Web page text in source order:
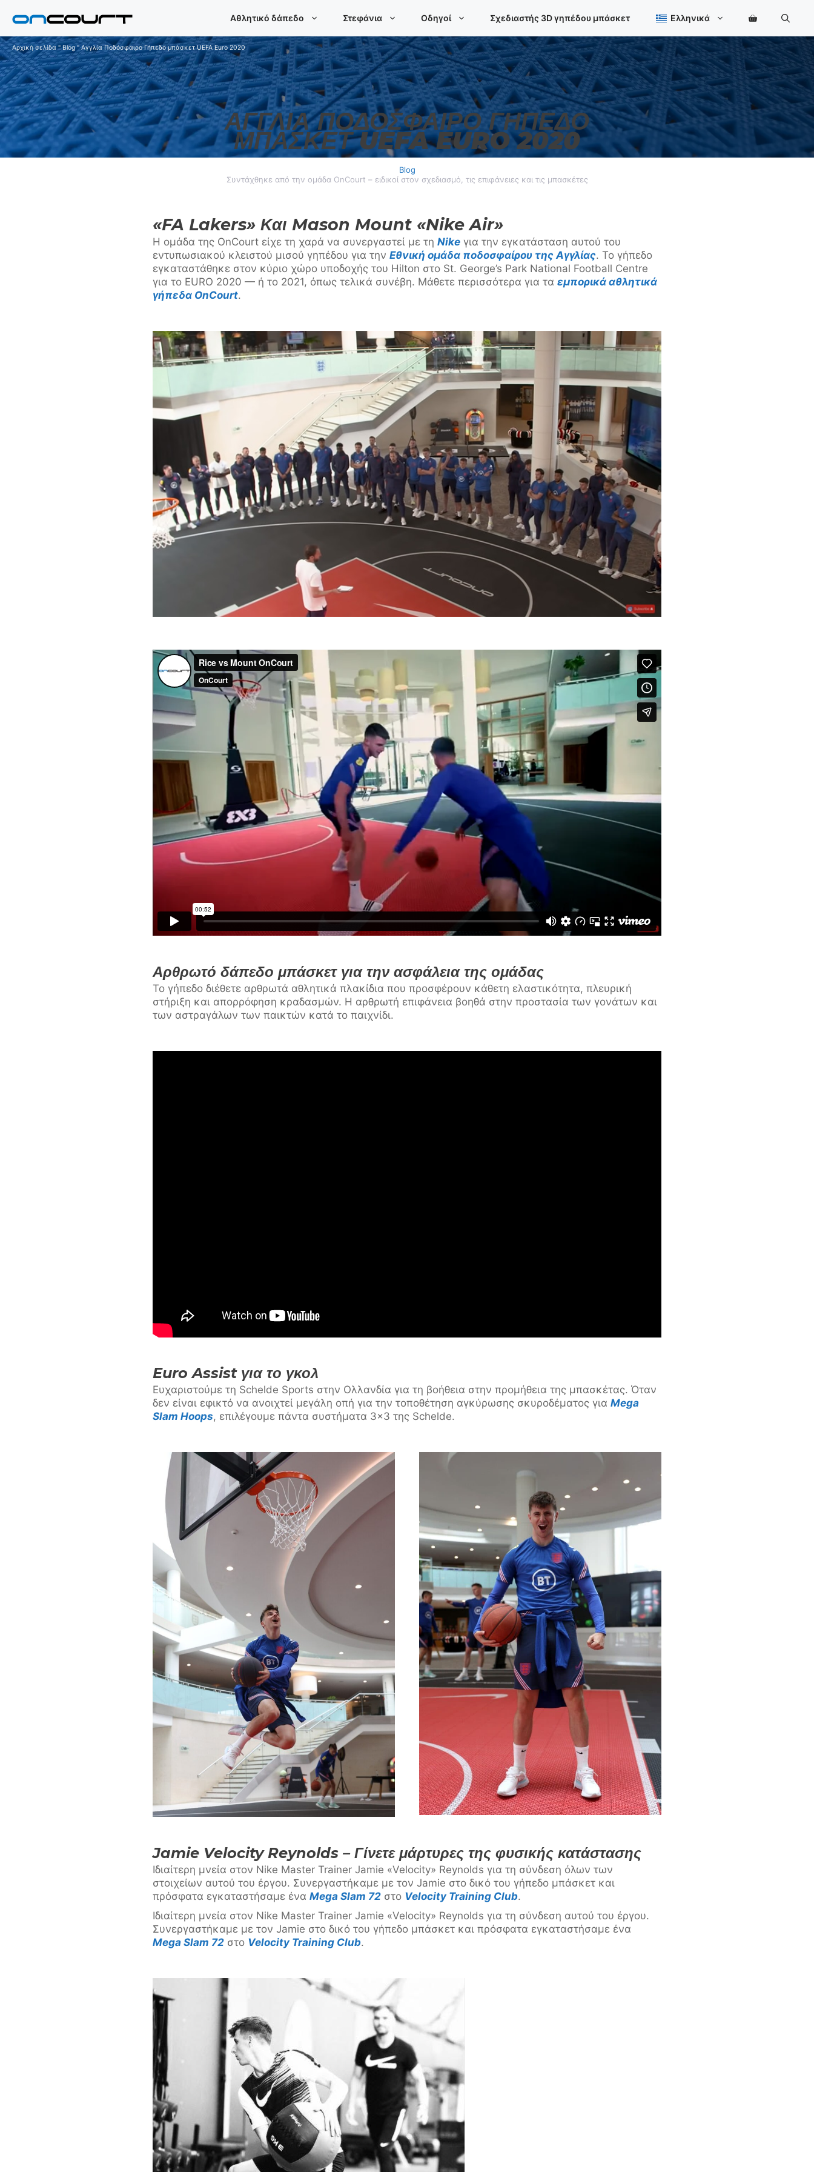
στο
Αθλητικό δάπεδο Στεφάνια Οδηγοί Σχεδιαστής 3D γηπέδου μπάσκετ Ελληνικά
Αρχική σελίδα "Blog"Αγγλία Ποδόσφαιρο Γήπεδο μπάσκετ UEFA Euro 2020
ΑΓΓΛΊΑ ΠΟΔΌΣΦΑΙΡΟ ΓΉΠΕΔΟ
ΜΠΆΣΚΕΤ UEFA EURO 2020
Blog
Συντάχθηκε από την ομάδα OnCourt – ειδικοί στον σχεδιασμό, τις επιφάνειες και τις μπασκέτες
«FA Lakers» Και Mason Mount «Nike Air»
Η ομάδα της OnCourt είχε τη χαρά να συνεργαστεί με τη Nike για την εγκατάσταση αυτού του
εντυπωσιακού κλειστού μισού γηπέδου για την Εθνική ομάδα ποδοσφαίρου της Αγγλίας. Το γήπεδο
εγκαταστάθηκε στον κύριο χώρο υποδοχής του Hilton στο St. George’s Park National Football Centre
για το EURO 2020 — ή το 2021, όπως τελικά συνέβη. Μάθετε περισσότερα για τα εμπορικά αθλητικά
γήπεδα OnCourt.
Αρθρωτό δάπεδο μπάσκετ για την ασφάλεια της ομάδας
Το γήπεδο διέθετε αρθρωτά αθλητικά πλακίδια που προσφέρουν κάθετη ελαστικότητα, πλευρική
στήριξη και απορρόφηση κραδασμών. Η αρθρωτή επιφάνεια βοηθά στην προστασία των γονάτων και
των αστραγάλων των παικτών κατά το παιχνίδι.
Euro Assist για το γκολ
Ευχαριστούμε τη Schelde Sports στην Ολλανδία για τη βοήθεια στην προμήθεια της μπασκέτας. Όταν
δεν είναι εφικτό να ανοιχτεί μεγάλη οπή για την τοποθέτηση αγκύρωσης σκυροδέματος για Mega
Slam Hoops, επιλέγουμε πάντα συστήματα 3×3 της Schelde.
Jamie Velocity Reynolds – Γίνετε μάρτυρες της φυσικής κατάστασης
Ιδιαίτερη μνεία στον Nike Master Trainer Jamie «Velocity» Reynolds για τη σύνδεση όλων των
στοιχείων αυτού του έργου. Συνεργαστήκαμε με τον Jamie στο δικό του γήπεδο μπάσκετ και
πρόσφατα εγκαταστήσαμε ένα Mega Slam 72 στο Velocity Training Club.
Ιδιαίτερη μνεία στον Nike Master Trainer Jamie «Velocity» Reynolds για τη σύνδεση αυτού του έργου.
Συνεργαστήκαμε με τον Jamie στο δικό του γήπεδο μπάσκετ και πρόσφατα εγκαταστήσαμε ένα
Mega Slam 72 στο Velocity Training Club.